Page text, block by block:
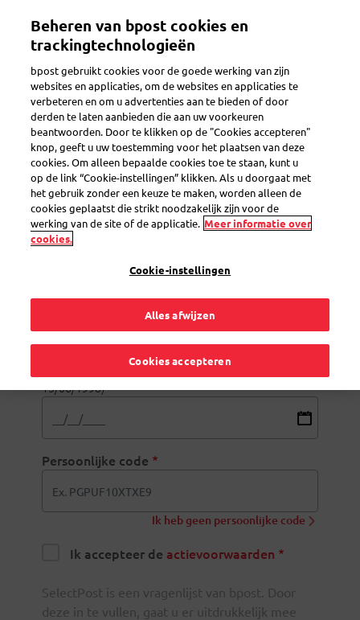
Wie ben je ?
Gebruik DD/MM/JJJJ voor je geboortedatum (bv.
15/06/1998)
Persoonlijke code
Ik heb geen persoonlijke code
Ik accepteer de actievoorwaarden
SelectPost is een vragenlijst van bpost. Door
deze in te vullen, gaat u er uitdrukkelijk mee
Beheren van bpost cookies en
trackingtechnologieën
bpost gebruikt cookies voor de goede werking van zijn
websites en applicaties, om de websites en applicaties te
verbeteren en om u advertenties aan te bieden of door
derden te laten aanbieden die aan uw voorkeuren
beantwoorden. Door te klikken op de "Cookies accepteren"
knop, geeft u uw toestemming voor het plaatsen van deze
cookies. Om alleen bepaalde cookies toe te staan, kunt u
op de link “Cookie-instellingen” klikken. Als u doorgaat met
het gebruik zonder een keuze te maken, worden alleen de
cookies geplaatst die strikt noodzakelijk zijn voor de
werking van de site of de applicatie. Meer informatie over
cookies.
Cookie-instellingen
Alles afwijzen
Cookies accepteren